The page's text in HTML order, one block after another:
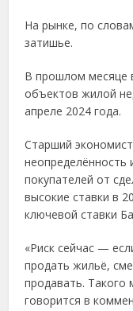
На рынке, по
затишье.
В прошлом месяце
объектов жилой
апреле 2024 года.
Старший
неопределённость
покупателей от
высокие ставки в
ключевой ставки
«Риск сейчас —
продать жильё,
продавать.
говорится в